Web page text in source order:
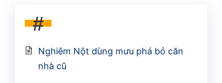
#
Nghiêm Nột dùng mưu phá bỏ căn
nhà cũ